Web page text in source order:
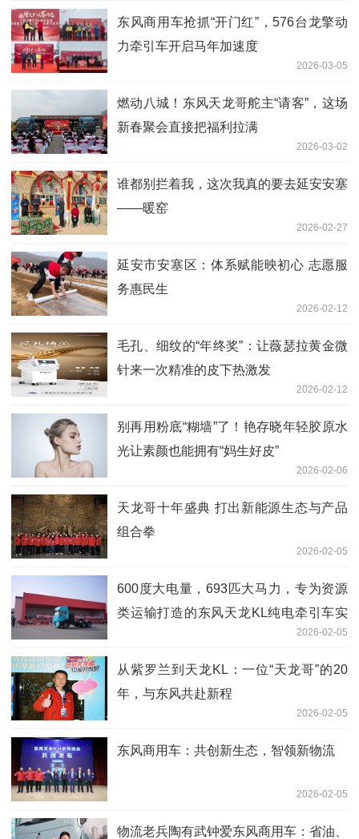
东风商用车抢抓“开门红”，576台龙擎动
力牵引车开启马年加速度
2026-03-05
燃动八城！东风天龙哥舵主“请客”，这场
新春聚会直接把福利拉满
2026-03-02
谁都别拦着我，这次我真的要去延安安塞
——暖窑
2026-02-27
延安市安塞区：体系赋能映初心 志愿服
务惠民生
2026-02-12
毛孔、细纹的“年终奖”：让薇瑟拉黄金微
针来一次精准的皮下热激发
2026-02-12
别再用粉底“糊墙”了！艳存晓年轻胶原水
光让素颜也能拥有“妈生好皮”
2026-02-06
天龙哥十年盛典 打出新能源生态与产品
组合拳
2026-02-05
600度大电量，693匹大马力，专为资源
类运输打造的东风天龙KL纯电牵引车实
2026-02-05
从紫罗兰到天龙KL：一位“天龙哥”的20
年，与东风共赴新程
2026-02-05
东风商用车：共创新生态，智领新物流
2026-02-05
物流老兵陶有武钟爱东风商用车：省油、